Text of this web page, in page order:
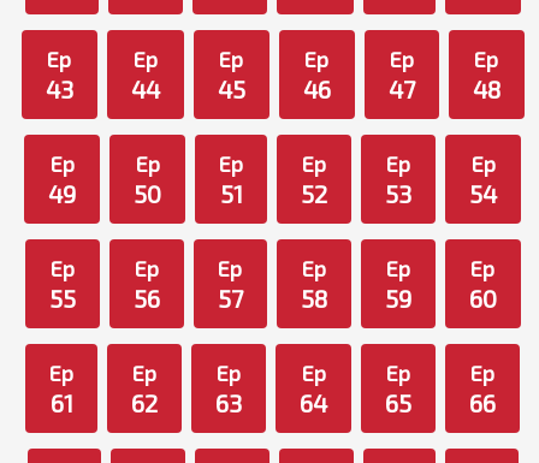
Ep
43
Ep
44
Ep
45
Ep
46
Ep
47
Ep
48
Ep
49
Ep
50
Ep
51
Ep
52
Ep
53
Ep
54
Ep
55
Ep
56
Ep
57
Ep
58
Ep
59
Ep
60
Ep
61
Ep
62
Ep
63
Ep
64
Ep
65
Ep
66